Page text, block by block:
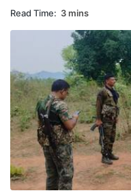
Read Time: 3 mins